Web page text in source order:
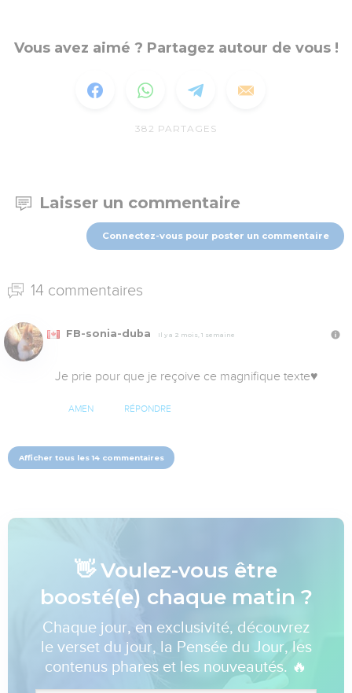
Vous avez aimé ? Partagez autour de vous !
382 PARTAGES
Laisser un commentaire
Connectez-vous pour poster un commentaire
14 commentaires
FB-sonia-duba Il y a 2 mois, 1 semaine
Je prie pour que je reçoive ce magnifique texte♥
AMEN RÉPONDRE
Afficher tous les 14 commentaires
👋 Voulez-vous être
boosté(e) chaque matin ?
Chaque jour, en exclusivité, découvrez
le verset du jour, la Pensée du Jour, les
contenus phares et les nouveautés. 🔥